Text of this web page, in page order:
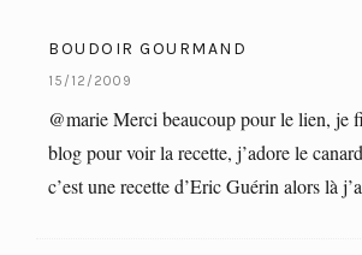
BOUDOIR GOURMAND
15/12/2009
@marie Merci beaucoup pour le lien, je
blog pour voir la recette, j’adore le
c’est une recette d’Eric Guérin alors là